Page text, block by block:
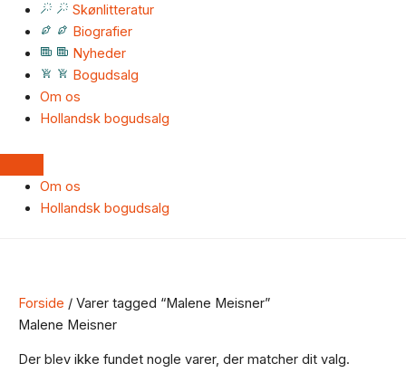
Skønlitteratur
Biografier
Nyheder
Bogudsalg
Om os
Hollandsk bogudsalg
Om os
Hollandsk bogudsalg
Forside / Varer tagged “Malene Meisner”
Malene Meisner
Der blev ikke fundet nogle varer, der matcher dit valg.